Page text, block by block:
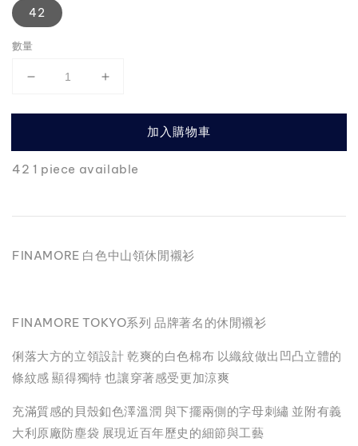
42
數量
加入購物車
42 1 piece available
FINAMORE 白色中山領休閒襯衫
FINAMORE TOKYO系列 品牌著名的休閒襯衫
俐落大方的立領設計 乾爽的白色棉布 以織紋做出凹凸立體的
條紋感 顯得獨特 也讓穿著感受更加涼爽
充滿質感的貝殼釦色澤溫潤 與下擺兩側的字母刺繡 並附有義
大利原廠防塵袋 展現近百年歷史的細節與工藝